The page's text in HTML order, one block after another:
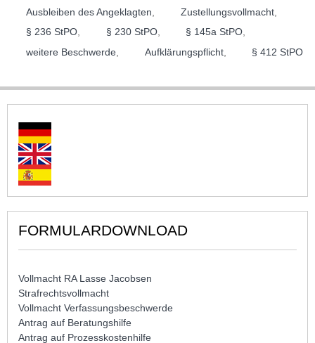
Ausbleiben des Angeklagten
Zustellungsvollmacht,
§ 236 StPO, § 230 StPO, § 145a StPO,
weitere Beschwerde
Aufklärungspflicht, § 412 StPO
FORMULARDOWNLOAD
Vollmacht RA Lasse Jacobsen
Strafrechtsvollmacht
Vollmacht Verfassungsbeschwerde
Antrag auf Beratungshilfe
Antrag auf Prozesskostenhilfe